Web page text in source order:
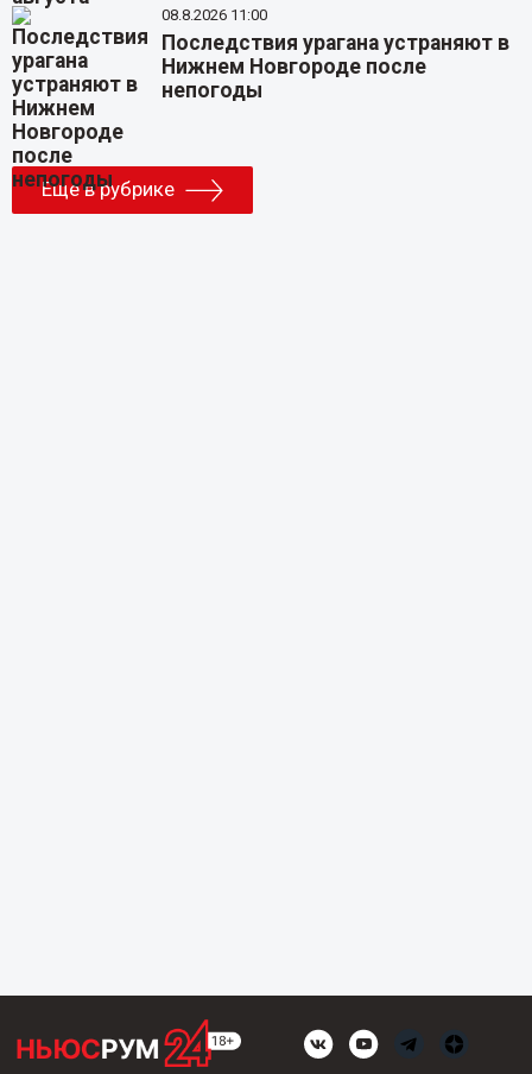
08.8.2026 11:00
Последствия урагана устраняют в
Нижнем Новгороде после
непогоды
Еще в рубрике